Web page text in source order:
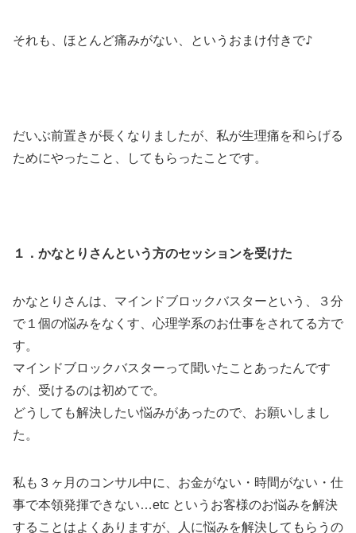
それも、ほとんど痛みがない、というおまけ付きで♪
だいぶ前置きが長くなりましたが、私が生理痛を和らげる
ためにやったこと、してもらったことです。
１．かなとりさんという方のセッションを受けた
かなとりさんは、マインドブロックバスターという、３分
で１個の悩みをなくす、心理学系のお仕事をされてる方で
す。
マインドブロックバスターって聞いたことあったんです
が、受けるのは初めてで。
どうしても解決したい悩みがあったので、お願いしまし
た。
私も３ヶ月のコンサル中に、お金がない・時間がない・仕
事で本領発揮できない…etc というお客様のお悩みを解決
することはよくありますが、人に悩みを解決してもらうの